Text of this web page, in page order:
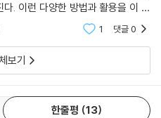
. 이런 다양한 방법과 활용을 이 도
1 댓글0
보기
한줄평 13